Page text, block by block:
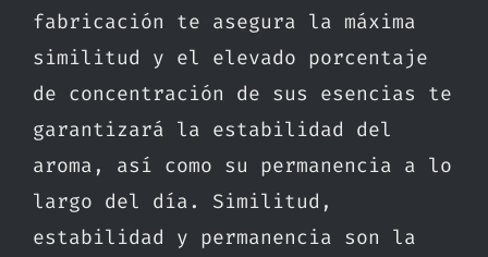
fabricación te asegura la máxima
similitud y el elevado porcentaje
de concentración de sus esencias te
garantizará la estabilidad del
aroma, así como su permanencia a lo
largo del día. Similitud,
estabilidad y permanencia son la